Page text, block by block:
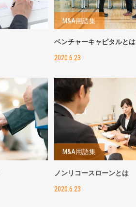
M&A用語集
ベンチャーキャピタルとは
2020.6.23
M&A用語集
ノンリコースローンとは
2020.6.23